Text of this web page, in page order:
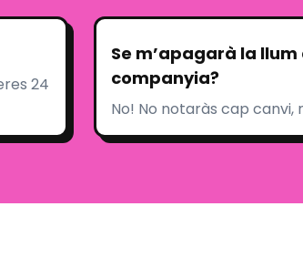
24
Se m’apagarà la
companyia?
No! No notaràs cap canvi,